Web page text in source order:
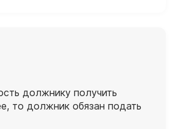
должнику получить
то должник обязан подать